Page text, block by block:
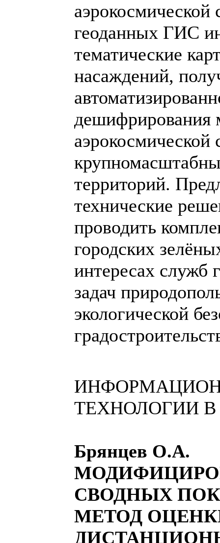
аэрокосмической
геоданных ГИС
тематические
насаждений,
дешифрирования
территорий.
технические
проводить
городских
интересах служб
задач
экологической
ТЕХНОЛОГИИ
Брянцев О.А.
СВОДНЫХ
МЕТОД